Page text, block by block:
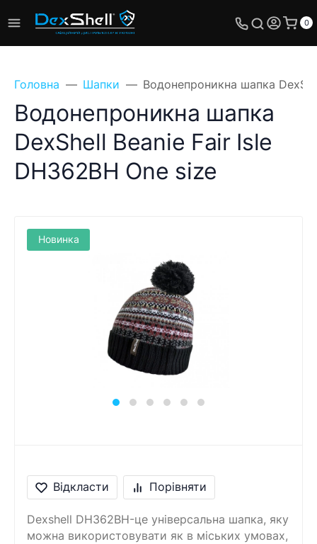
0
Головна Шапки Водонепроникна шапка
Водонепроникна шапка
DexShell Beanie Fair Isle
DH362BH One size
Новинка
Відкласти Порівняти
Dexshell DH362BH-це універсальна шапка, яку
можна використовувати як в міських умовах,
Поставте своє
питання, ми
Повідомлення